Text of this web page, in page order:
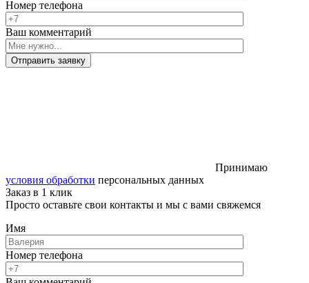
Номер телефона
Ваш комментарий
Отправить заявку
Принимаю
условия обработки персональных данных
Заказ в 1 клик
Просто оставьте свои контакты и мы с вами свяжемся
Имя
Номер телефона